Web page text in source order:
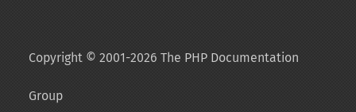
Copyright © 2001-2026 The PHP Documentation
Group